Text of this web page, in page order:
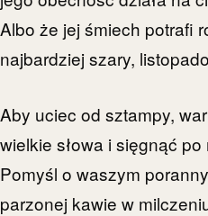
Albo że jej śmiech potrafi
najbardziej szary,
Aby uciec od sztampy,
wielkie słowa i sięgnąć
Pomyśl o waszym
parzonej kawie w